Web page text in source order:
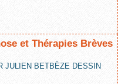
et Thérapies Brèves
JULIEN BETBÈZE DESSIN